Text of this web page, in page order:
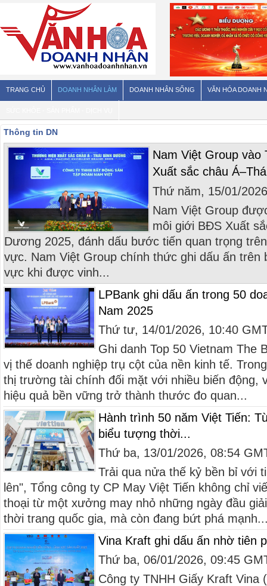
TRANG CHỦ DOANH NHÂN LÀM DOANH NHÂN SỐNG VĂN HÓA DOANH
Thông tin DN
Nam Việt Group vào
Xuất sắc châu
Thứ năm, 15/01/
Nam Việt Group
môi giới BĐS Xuất
Dương 2025, đánh dấu bước tiến quan trọng
vực. Nam Việt Group chính thức ghi dấu ấn trên
vực khi được vinh...
LPBank ghi dấu ấn trong 50
Nam 2025
Thứ tư, 14/01/2026, 10:40
Ghi danh Top 50 Vietnam The
vị thế doanh nghiệp trụ cột của nền kinh tế.
thị trường tài chính đối mặt với nhiều biến động,
hiệu quả bền vững trở thành thước đo quan...
Hành trình 50 năm Việt Tiến:
biểu tượng thời...
Thứ ba, 13/01/2026, 08:54
Trải qua nửa thế kỷ bền bỉ với
lên", Tổng công ty CP May Việt Tiến không chỉ
thoại từ một xưởng may nhỏ những ngày đầu
thời trang quốc gia, mà còn đang bứt phá
Vina Kraft ghi dấu ấn nhờ tiên
Thứ ba, 06/01/2026, 09:45
Công ty TNHH Giấy Kraft Vina